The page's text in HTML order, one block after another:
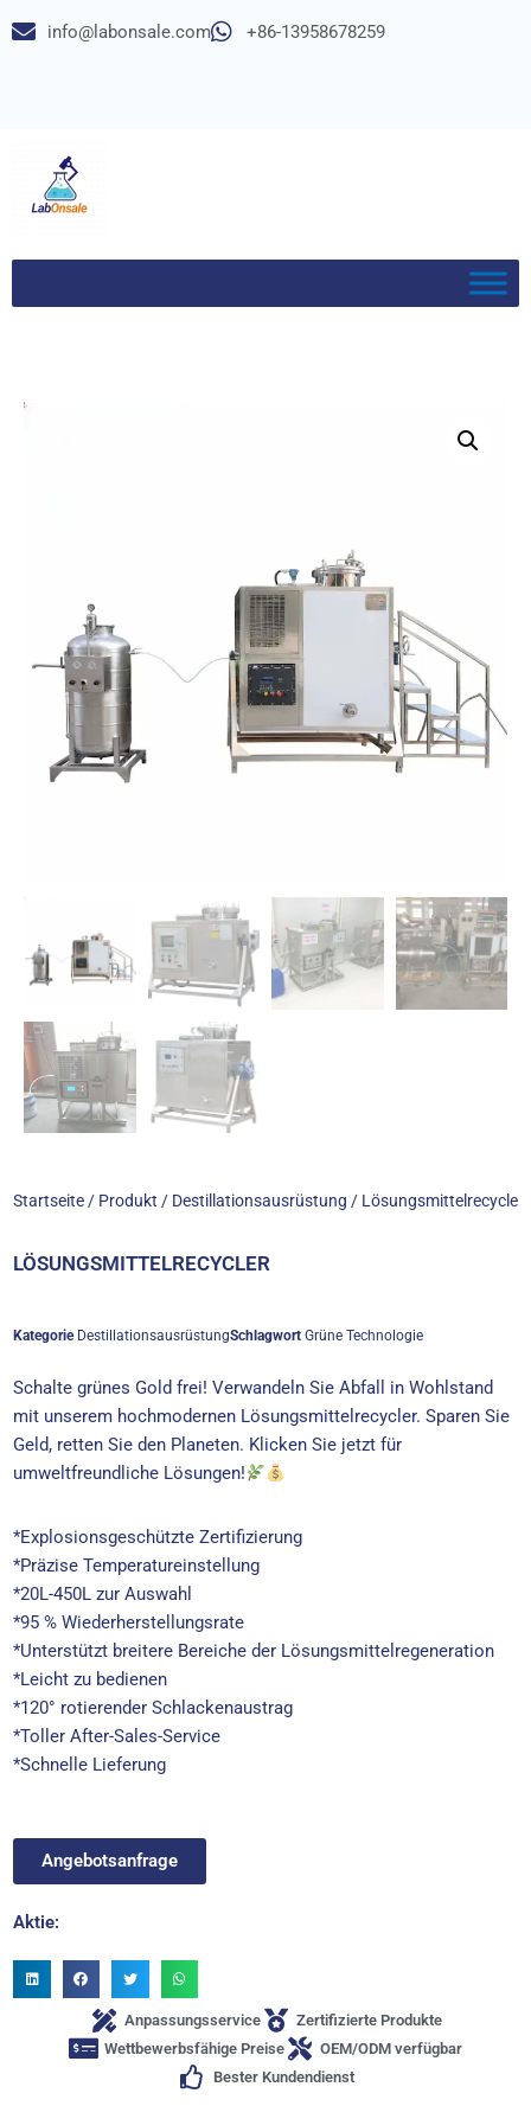
info@labonsale.com +86-13958678259
Startseite / Produkt / Destillationsausrüstung / Lösungsmittelrecycler
LÖSUNGSMITTELRECYCLER
Kategorie DestillationsausrüstungSchlagwort Grüne Technologie
Schalte grünes Gold frei! Verwandeln Sie Abfall in Wohlstand
mit unserem hochmodernen Lösungsmittelrecycler. Sparen Sie
Geld, retten Sie den Planeten. Klicken Sie jetzt für
umweltfreundliche Lösungen!
*Explosionsgeschützte Zertifizierung
*Präzise Temperatureinstellung
*20L-450L zur Auswahl
*95 % Wiederherstellungsrate
*Unterstützt breitere Bereiche der Lösungsmittelregeneration
*Leicht zu bedienen
*120° rotierender Schlackenaustrag
*Toller After-Sales-Service
*Schnelle Lieferung
Angebotsanfrage
Aktie:
Anpassungsservice
Zertifizierte Produkte
Wettbewerbsfähige Preise
OEM/ODM verfügbar
Bester Kundendienst